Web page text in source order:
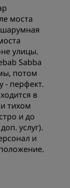
моста
улицы.
Sabba
потом
- перфект.
в
тихом
и до
услуг).
и